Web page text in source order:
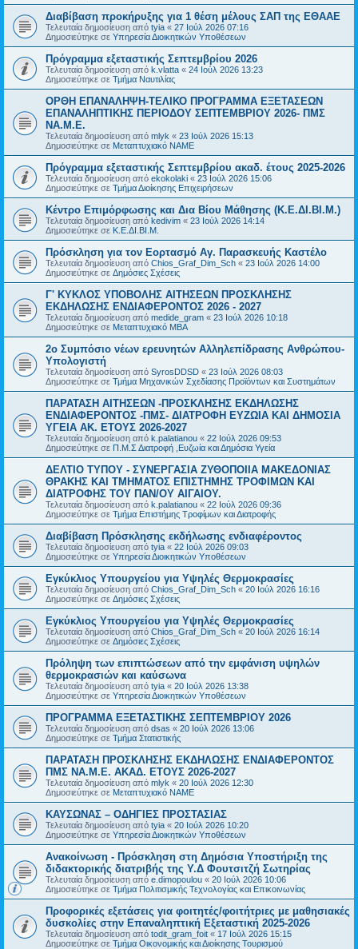
Διαβίβαση προκήρυξης για 1 θέση μέλους ΣΑΠ της ΕΘΑΑΕ
Τελευταία δημοσίευση από tyia « 27 Ιούλ 2026 07:16
Δημοσιεύτηκε σε Υπηρεσία Διοικητικών Υποθέσεων
Πρόγραμμα εξεταστικής Σεπτεμβρίου 2026
Τελευταία δημοσίευση από k.vlatta « 24 Ιούλ 2026 13:23
Δημοσιεύτηκε σε Τμήμα Ναυτιλίας
ΟΡΘΗ ΕΠΑΝΑΛΗΨΗ-ΤΕΛΙΚΟ ΠΡΟΓΡΑΜΜΑ ΕΞΕΤΑΣΕΩΝ
ΕΠΑΝΑΛΗΠΤΙΚΗΣ ΠΕΡΙΟΔΟΥ ΣΕΠΤΕΜΒΡΙΟΥ 2026- ΠΜΣ
ΝΑ.Μ.Ε.
Τελευταία δημοσίευση από mlyk « 23 Ιούλ 2026 15:13
Δημοσιεύτηκε σε Μεταπτυχιακό ΝΑΜΕ
Πρόγραμμα εξεταστικής Σεπτεμβρίου ακαδ. έτους 2025-2026
Τελευταία δημοσίευση από ekokolaki « 23 Ιούλ 2026 15:06
Δημοσιεύτηκε σε Τμήμα Διοίκησης Επιχειρήσεων
Κέντρο Επιμόρφωσης και Δια Βίου Μάθησης (Κ.Ε.ΔΙ.ΒΙ.Μ.)
Τελευταία δημοσίευση από kedivim « 23 Ιούλ 2026 14:14
Δημοσιεύτηκε σε Κ.Ε.ΔΙ.ΒΙ.Μ.
Πρόσκληση για τον Εορτασμό Αγ. Παρασκευής Καστέλο
Τελευταία δημοσίευση από Chios_Graf_Dim_Sch « 23 Ιούλ 2026 14:00
Δημοσιεύτηκε σε Δημόσιες Σχέσεις
Γ' ΚΥΚΛΟΣ ΥΠΟΒΟΛΗΣ ΑΙΤΗΣΕΩΝ ΠΡΟΣΚΛΗΣΗΣ
ΕΚΔΗΛΩΣΗΣ ΕΝΔΙΑΦΕΡΟΝΤΟΣ 2026 - 2027
Τελευταία δημοσίευση από medide_gram « 23 Ιούλ 2026 10:18
Δημοσιεύτηκε σε Μεταπτυχιακό MBA
2ο Συμπόσιο νέων ερευνητών Αλληλεπίδρασης Ανθρώπου-
Υπολογιστή
Τελευταία δημοσίευση από SyrosDDSD « 23 Ιούλ 2026 08:03
Δημοσιεύτηκε σε Τμήμα Μηχανικών Σχεδίασης Προϊόντων και Συστημάτων
ΠΑΡΑΤΑΣΗ ΑΙΤΗΣΕΩΝ -ΠΡΟΣΚΛΗΣΗΣ ΕΚΔΗΛΩΣΗΣ
ΕΝΔΙΑΦΕΡΟΝΤΟΣ -ΠΜΣ- ΔΙΑΤΡΟΦΗ ΕΥΖΩΙΑ ΚΑΙ ΔΗΜΟΣΙΑ
ΥΓΕΙΑ AK. ETOYΣ 2026-2027
Τελευταία δημοσίευση από k.palatianou « 22 Ιούλ 2026 09:53
Δημοσιεύτηκε σε Π.Μ.Σ Διατροφή ,Ευζωία και Δημόσια Υγεία
ΔΕΛΤΙΟ ΤΥΠΟΥ - ΣΥΝΕΡΓΑΣΙΑ ΖΥΘΟΠΟΙΙΑ ΜΑΚΕΔΟΝΙΑΣ
ΘΡΑΚΗΣ ΚΑΙ ΤΜΗΜΑΤΟΣ ΕΠΙΣΤΗΜΗΣ ΤΡΟΦΙΜΩΝ ΚΑΙ
ΔΙΑΤΡΟΦΗΣ ΤΟΥ ΠΑΝ/ΟΥ ΑΙΓΑΙΟΥ.
Τελευταία δημοσίευση από k.palatianou « 22 Ιούλ 2026 09:36
Δημοσιεύτηκε σε Τμήμα Επιστήμης Τροφίμων και Διατροφής
Διαβίβαση Πρόσκλησης εκδήλωσης ενδιαφέροντος
Τελευταία δημοσίευση από tyia « 22 Ιούλ 2026 09:03
Δημοσιεύτηκε σε Υπηρεσία Διοικητικών Υποθέσεων
Εγκύκλιος Υπουργείου για Υψηλές Θερμοκρασίες
Τελευταία δημοσίευση από Chios_Graf_Dim_Sch « 20 Ιούλ 2026 16:16
Δημοσιεύτηκε σε Δημόσιες Σχέσεις
Εγκύκλιος Υπουργείου για Υψηλές Θερμοκρασίες
Τελευταία δημοσίευση από Chios_Graf_Dim_Sch « 20 Ιούλ 2026 16:14
Δημοσιεύτηκε σε Δημόσιες Σχέσεις
Πρόληψη των επιπτώσεων από την εμφάνιση υψηλών
θερμοκρασιών και καύσωνα
Τελευταία δημοσίευση από tyia « 20 Ιούλ 2026 13:38
Δημοσιεύτηκε σε Υπηρεσία Διοικητικών Υποθέσεων
ΠΡΟΓΡΑΜΜΑ ΕΞΕΤΑΣΤΙΚΗΣ ΣΕΠΤΕΜΒΡΙΟΥ 2026
Τελευταία δημοσίευση από dsas « 20 Ιούλ 2026 13:06
Δημοσιεύτηκε σε Τμήμα Στατιστικής
ΠΑΡΑΤΑΣΗ ΠΡΟΣΚΛΗΣΗΣ ΕΚΔΗΛΩΣΗΣ ΕΝΔΙΑΦΕΡΟΝΤΟΣ
ΠΜΣ ΝΑ.Μ.Ε. ΑΚΑΔ. ΕΤΟΥΣ 2026-2027
Τελευταία δημοσίευση από mlyk « 20 Ιούλ 2026 12:30
Δημοσιεύτηκε σε Μεταπτυχιακό ΝΑΜΕ
ΚΑΥΣΩΝΑΣ – ΟΔΗΓΙΕΣ ΠΡΟΣΤΑΣΙΑΣ
Τελευταία δημοσίευση από tyia « 20 Ιούλ 2026 10:20
Δημοσιεύτηκε σε Υπηρεσία Διοικητικών Υποθέσεων
Ανακοίνωση - Πρόσκληση στη Δημόσια Υποστήριξη της
διδακτορικής διατριβής της Υ.Δ Φουτσιτζή Σωτηρίας
Τελευταία δημοσίευση από e.dimopoulou « 20 Ιούλ 2026 10:06
Δημοσιεύτηκε σε Τμήμα Πολιτισμικής Τεχνολογίας και Επικοινωνίας
Προφορικές εξετάσεις για φοιτητές/φοιτήτριες με μαθησιακές
δυσκολίες στην Επαναληπτική Εξεταστική 2025-2026
Τελευταία δημοσίευση από todit_gram_foit « 17 Ιούλ 2026 15:15
Δημοσιεύτηκε σε Τμήμα Οικονομικής και Διοίκησης Τουρισμού